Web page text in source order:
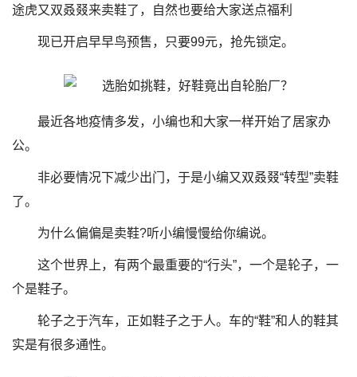
途虎又双叒叕来卖鞋了，自然也要给大家送点福利
现已开启早早鸟预售，只要99元，抢先锁定。
最近各地疫情多发，小编也和大家一样开始了居家办
公。
非必要情况下减少出门，于是小编又双叒叕“转型”卖鞋
了。
为什么偏偏是卖鞋?听小编慢慢给你编说。
这个世界上，有两个最重要的“行头”，一个是轮子，一
个是鞋子。
轮子之于汽车，正如鞋子之于人。车的“鞋”和人的鞋其
实是有很多通性。